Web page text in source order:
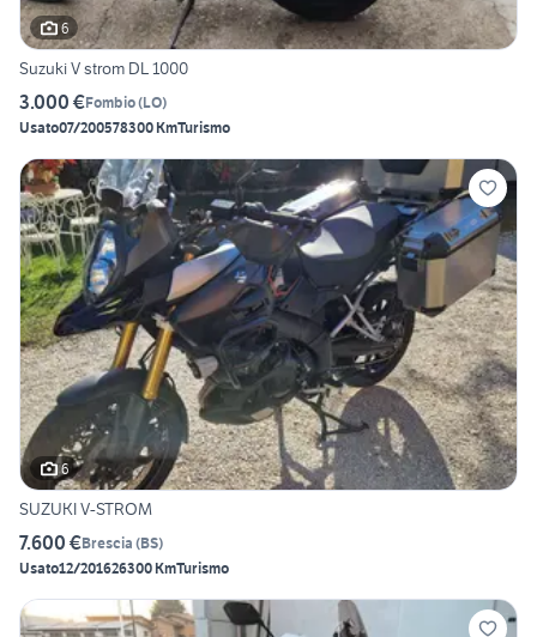
6
Suzuki V strom DL 1000
3.000 €Fombio(LO)
Usato07/200578300 KmTurismo
6
SUZUKI V-STROM
7.600 €Brescia (BS)
Usato12/201626300 KmTurismo